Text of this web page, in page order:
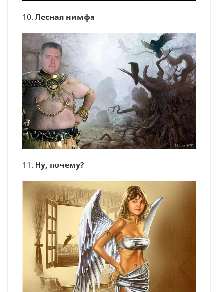
10. Лесная нимфа
11. Ну, почему?